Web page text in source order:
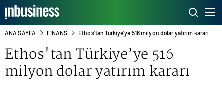
ANA SAYFA FINANS Ethos'tan Türkiye’ye 516 milyon dolar yatırım kararı
Ethos'tan Türkiye’ye 516
milyon dolar yatırım kararı